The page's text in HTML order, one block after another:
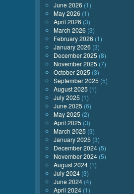
June 2026 (1)
May 2026 (1)
April 2026 (3)
March 2026 (3)
February 2026 (1)
January 2026 (3)
December 2025 (8)
November 2025 (7)
October 2025 (3)
September 2025 (5)
August 2025 (1)
July 2025 (1)
June 2025 (6)
May 2025 (2)
April 2025 (3)
March 2025 (3)
January 2025 (3)
December 2024 (5)
November 2024 (5)
August 2024 (1)
July 2024 (3)
June 2024 (4)
April 2024 (1)